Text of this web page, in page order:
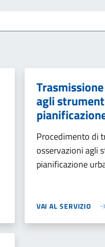
agli
Procedimento di
osservazioni agli
pianificazione
VAI AL SERVIZIO